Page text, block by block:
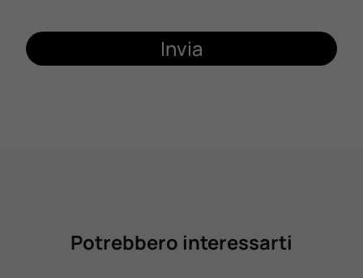
Invia
Potrebbero interessarti